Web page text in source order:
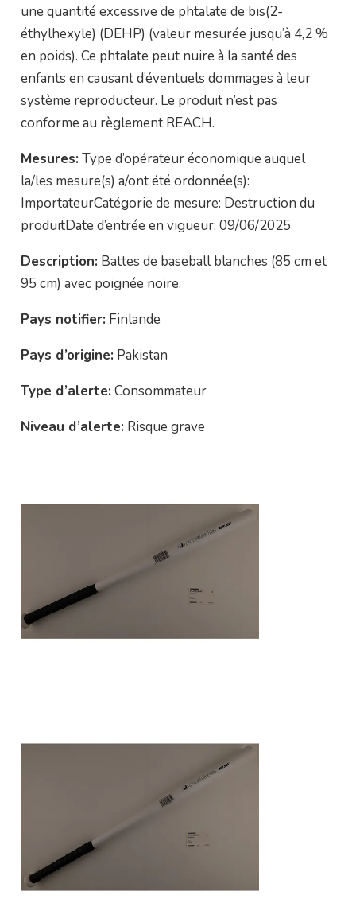
une quantité excessive de phtalate de bis(2-
éthylhexyle) (DEHP) (valeur mesurée jusqu’à 4,2 %
en poids). Ce phtalate peut nuire à la santé des
enfants en causant d’éventuels dommages à leur
système reproducteur. Le produit n’est pas
conforme au règlement REACH.
Mesures: Type d’opérateur économique auquel
la/les mesure(s) a/ont été ordonnée(s):
ImportateurCatégorie de mesure: Destruction du
produitDate d’entrée en vigueur: 09/06/2025
Description: Battes de baseball blanches (85 cm et
95 cm) avec poignée noire.
Pays notifier: Finlande
Pays d’origine: Pakistan
Type d’alerte: Consommateur
Niveau d’alerte: Risque grave